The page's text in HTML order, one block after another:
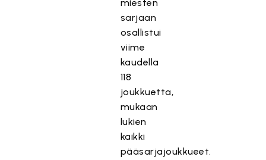
miesten
sarjaan
osallistui
viime
kaudella
118
joukkuetta,
mukaan
lukien
kaikki
pääsarjajoukkueet.